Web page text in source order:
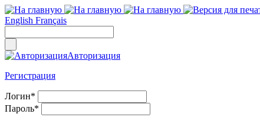
English Français
Авторизация
Регистрация
Логин*
Пароль*